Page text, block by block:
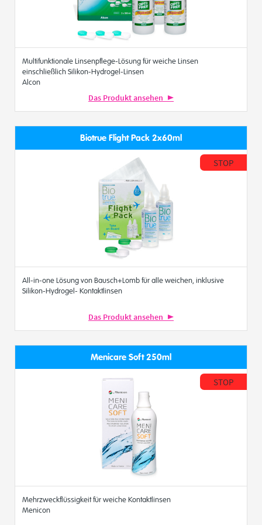
Multifunktionale Linsenpflege-Lösung für weiche Linsen
einschließlich Silikon-Hydrogel-Linsen
Alcon
Das Produkt ansehen
Biotrue Flight Pack 2x60ml
STOP
All-in-one Lösung von Bausch+Lomb für alle weichen, inklusive
Silikon-Hydrogel- Kontaktlinsen
Das Produkt ansehen
Menicare Soft 250ml
STOP
Mehrzweckflüssigkeit für weiche Kontaktlinsen
Menicon